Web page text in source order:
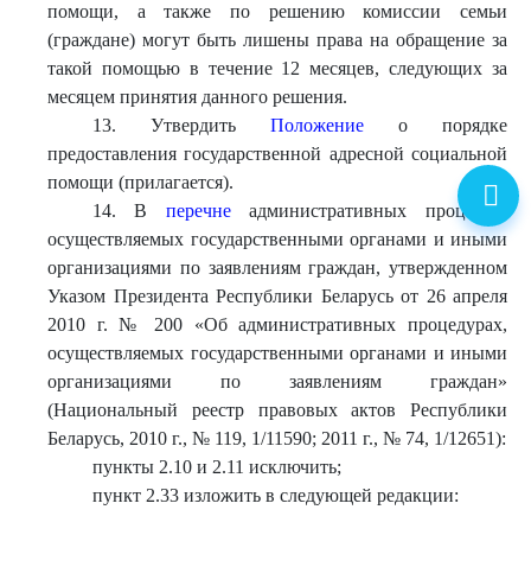
помощи, а также по решению комиссии семьи
(граждане) могут быть лишены права на обращение за
такой помощью в течение 12 месяцев, следующих за
месяцем принятия данного решения.
13. Утвердить Положениео порядке
предоставления государственной адресной социальной
помощи (прилагается).
14. В перечнеадминистративных процедур,
осуществляемых государственными органами и иными
организациями по заявлениям граждан, утвержденном
Указом Президента Республики Беларусь от 26 апреля
2010 г. № 200 «Об административных процедурах,
осуществляемых государственными органами и иными
организациями по заявлениям граждан»
(Национальный реестр правовых актов Республики
Беларусь, 2010 г., № 119, 1/11590; 2011 г., № 74, 1/12651):
пункты 2.10 и 2.11 исключить;
пункт 2.33 изложить в следующей редакции: